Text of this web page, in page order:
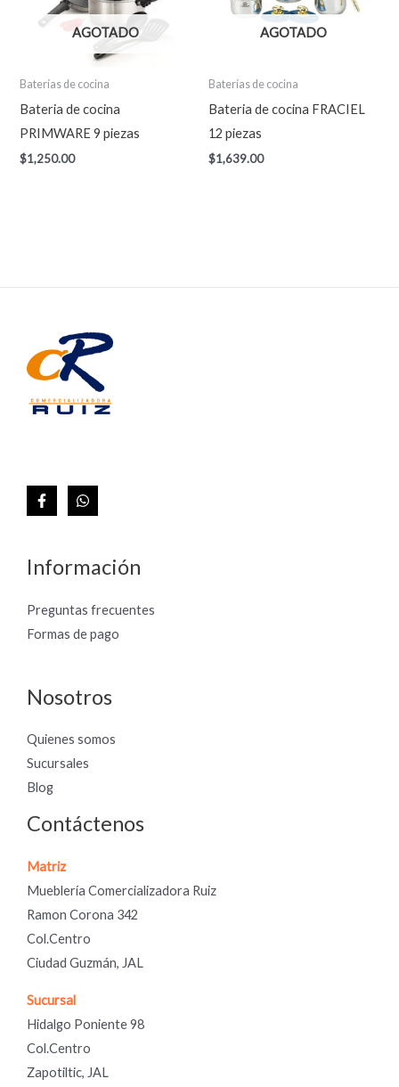
AGOTADO
Baterías de cocina
Bateria de cocina
PRIMWARE 9 piezas
$1,250.00
AGOTADO
Baterías de cocina
Bateria de cocina FRACIEL
12 piezas
$1,639.00
Información
Preguntas frecuentes
Formas de pago
Nosotros
Quienes somos
Sucursales
Blog
Contáctenos
Matriz
Mueblería Comercializadora Ruiz
Ramon Corona 342
Col.Centro
Ciudad Guzmán, JAL
Sucursal
Hidalgo Poniente 98
Col.Centro
Zapotiltic, JAL